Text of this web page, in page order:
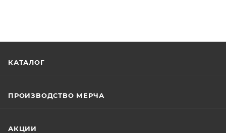
КАТАЛОГ
ПРОИЗВОДСТВО МЕРЧА
АКЦИИ